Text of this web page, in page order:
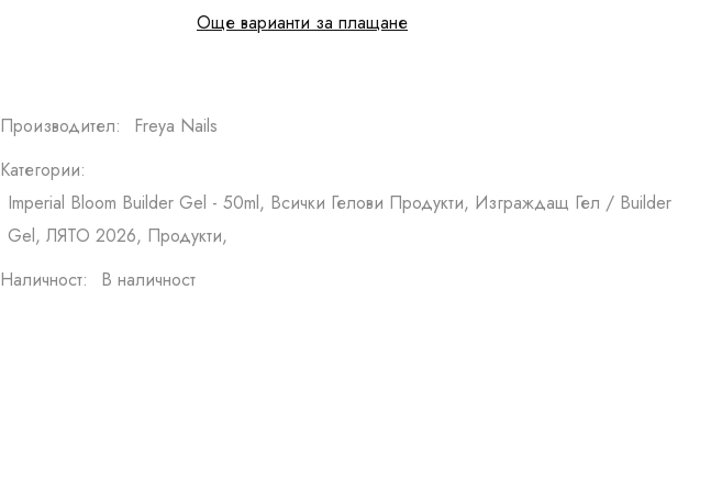
Още варианти за плащане
Производител:
Freya Nails
Категории:
Imperial Bloom Builder Gel - 50ml, Всички Гелови Продукти, Изграждащ Гел / Builder
Gel, ЛЯТО 2026, Продукти,
Наличност:
В наличност